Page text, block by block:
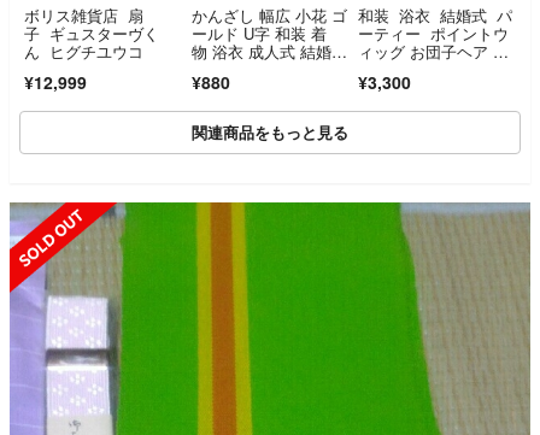
ボリス雑貨店 扇
子 ギュスターヴく
ん ヒグチユウコ
¥12,999
かんざし 幅広 小花 ゴ
ールド U字 和装 着
物 浴衣 成人式 結婚
サリー 匿名配送 新
品 かわいい
¥880
和装 浴衣 結婚式 パ
ーティー ポイントウ
ィッグ お団子ヘア ダ
¥3,300
関連商品をもっと見る